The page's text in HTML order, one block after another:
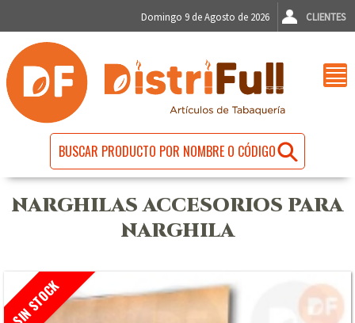
Domingo 9 de Agosto de 2026 CLIENTES
NARGHILAS ACCESORIOS PARA
NARGHILA